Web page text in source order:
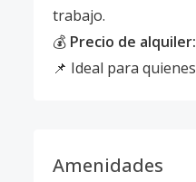
trabajo.
💰 Precio de alquiler:
📌 Ideal para
Amenidades